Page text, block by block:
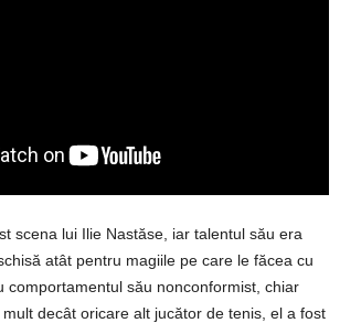
scena lui Ilie Nastăse, iar talentul său era
atât pentru magiile pe care le făcea cu
comportamentul său nonconformist, chiar
decât oricare alt jucător de tenis, el a fost